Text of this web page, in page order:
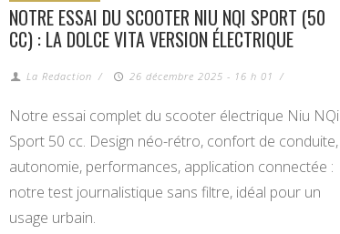
NOTRE ESSAI DU SCOOTER NIU NQI SPORT (50
CC) : LA DOLCE VITA VERSION ÉLECTRIQUE
La Redaction / 26 décembre 2025 - 16 h 01 /
Notre essai complet du scooter électrique Niu NQi
Sport 50 cc. Design néo-rétro, confort de conduite,
autonomie, performances, application connectée :
notre test journalistique sans filtre, idéal pour un
usage urbain.